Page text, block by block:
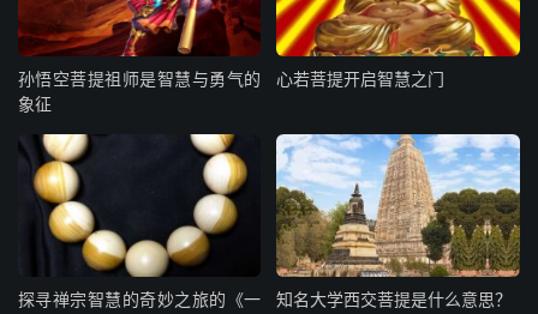
孙悟空菩提祖师是智慧与勇气的
象征
心若菩提开启智慧之门
探寻禅宗智慧的奇妙之旅的《一
知名大学西交菩提是什么意思？